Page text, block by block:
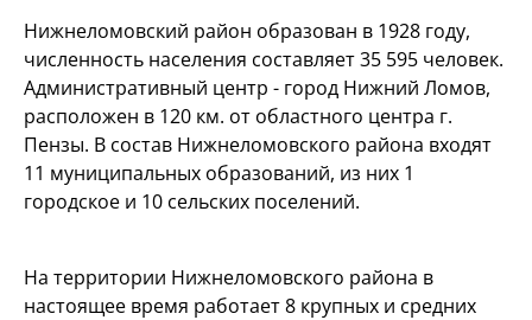
Нижнеломовский район образован в 1928 году,
численность населения составляет 35 595 человек.
Административный центр - город Нижний Ломов,
расположен в 120 км. от областного центра г.
Пензы. В состав Нижнеломовского района входят
11 муниципальных образований, из них 1
городское и 10 сельских поселений.
На территории Нижнеломовского района в
настоящее время работает 8 крупных и средних